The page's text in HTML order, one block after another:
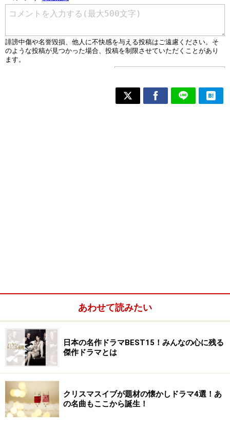
あわせて読みたい
日本の名作ドラマBEST15！みんなの心に残る
傑作ドラマとは
クリスマスイブが題材の懐かしドラマ4選！あ
の名曲もここから誕生！